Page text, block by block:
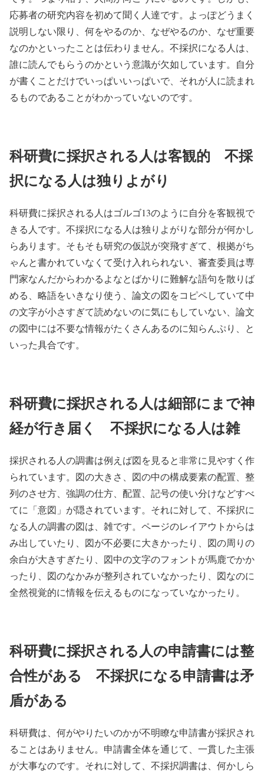
応募者の研究内容を初めて聞く人達です。よっぽどうまく
説明しない限り、何をやるのか、なぜやるのか、なぜ重要
なのかといったことは伝わりません。不採択になる人は、
誰に読んでもらうのかという意識が欠如しています。自分
が書くことだけでいっぱいいっぱいで、それが人に読まれ
るものであることがわかっていないのです。
科研費に採択される人は客観的 不採
択になる人は独りよがり
科研費に採択される人はゴルゴ13のように自分を客観視で
きる人です。不採択になる人は独りよがりな部分が何かし
らあります。そもそも研究の仮説が突飛すぎて、根拠がち
ゃんと書かれていなくて受け入れられない、審査委員は専
門家なんだからわかるよなとばかりに難解な語句を散りば
める、略語をいきなり使う、論文の図をコピペしていて中
の文字が小さすぎて読めないのに気にもしていない、論文
の図中には不要な情報がたくさんあるのに知らんぷり、と
いった具合です。
科研費に採択される人は細部にまで神
経が行き届く 不採択になる人は雑
採択される人の調書は例えば図を見ると非常に見やすく作
られています。図の大きさ、図の中の構成要素の配置、整
列のさせ方、強調の仕方、配置、記号の使い分けなどすべ
てに「意図」が隠されています。それに対して、不採択に
なる人の調書の図は、雑です。ページのレイアウトからは
み出していたり、図が不必要に大きかったり、図の周りの
余白が大きすぎたり、図中の文字のフォントが馬鹿でかか
ったり、図のなかみが整列されていなかったり、図なのに
全然視覚的に情報を伝えるものになっていなかったり。
科研費に採択される人の申請書には整
合性がある 不採択になる申請書は矛
盾がある
科研費は、何がやりたいのかが不明瞭な申請書が採択され
ることはありません。申請書全体を通じて、一貫した主張
が大事なのです。それに対して、不採択調書は、何かしら